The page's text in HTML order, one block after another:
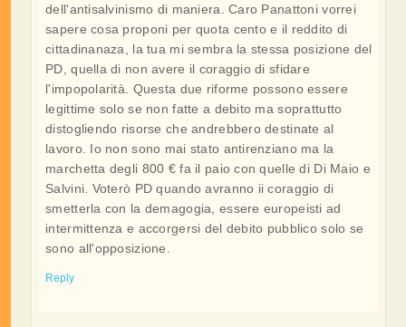
dell'antisalvinismo di maniera. Caro Panattoni vorrei
sapere cosa proponi per quota cento e il reddito di
cittadinanaza, la tua mi sembra la stessa posizione del
PD, quella di non avere il coraggio di sfidare
l'impopolarità. Questa due riforme possono essere
legittime solo se non fatte a debito ma soprattutto
distogliendo risorse che andrebbero destinate al
lavoro. Io non sono mai stato antirenziano ma la
marchetta degli 800 € fa il paio con quelle di Di Maio e
Salvini. Voterò PD quando avranno ii coraggio di
smetterla con la demagogia, essere europeisti ad
intermittenza e accorgersi del debito pubblico solo se
sono all'opposizione.
Reply